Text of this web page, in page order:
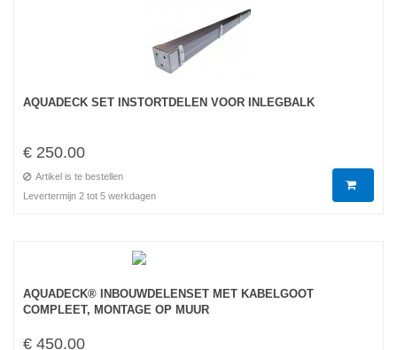
AQUADECK SET INSTORTDELEN VOOR INLEGBALK
€ 250.00
Artikel is te bestellen
Levertermijn 2 tot 5 werkdagen
AQUADECK® INBOUWDELENSET MET KABELGOOT
COMPLEET, MONTAGE OP MUUR
€ 450.00